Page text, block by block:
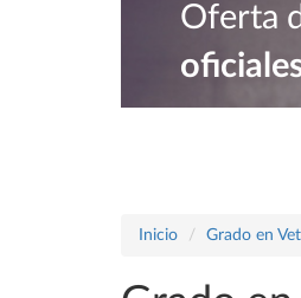
Oferta
Inicio Grado en